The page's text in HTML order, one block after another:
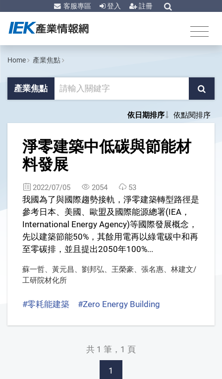
客服專區 登入 註冊
Home 產業焦點
產業焦點
依日期排序 依點閱排序
淨零建築中低碳與節能材
料發展
2022/07/05 2054 53
我國為了與國際趨勢接軌，淨零建築轉型路徑是
參考日本、美國、歐盟及國際能源總署(IEA，
International Energy Agency)等國際發展概念，
先以建築節能50%，其餘用電再以綠電碳中和再
至零碳排，並且提出2050年100%...
蘇一哲 黃元昌 劉邦弘 王榮豪 張名惠
林建文/
工研院材化所
#零耗能建築 #Zero Energy Building
共 1 筆，1 頁
1